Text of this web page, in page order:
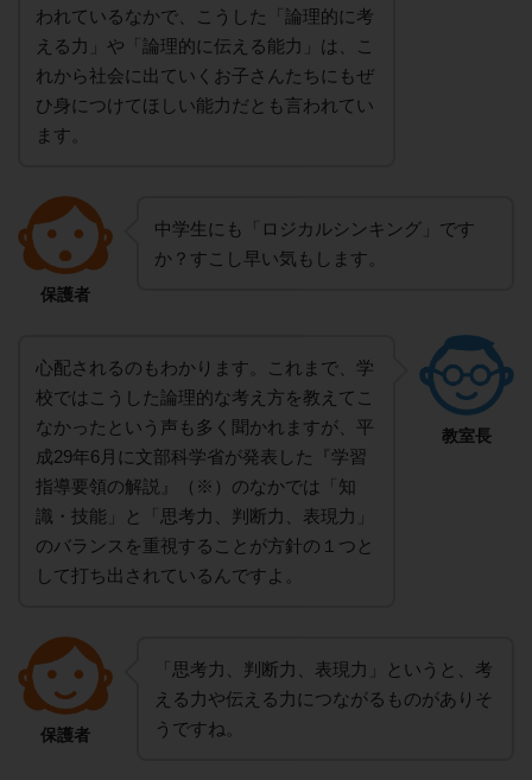
われているなかで、こうした「論理的に考
える力」や「論理的に伝える能力」は、こ
れから社会に出ていくお子さんたちにもぜ
ひ身につけてほしい能力だとも言われてい
ます。
保護者
中学生にも「ロジカルシンキング」です
か？すこし早い気もします。
教室長
心配されるのもわかります。これまで、学
校ではこうした論理的な考え方を教えてこ
なかったという声も多く聞かれますが、平
成29年6月に文部科学省が発表した『学習
指導要領の解説』（※）のなかでは「知
識・技能」と「思考力、判断力、表現力」
のバランスを重視することが方針の１つと
して打ち出されているんですよ。
保護者
「思考力、判断力、表現力」というと、考
える力や伝える力につながるものがありそ
うですね。